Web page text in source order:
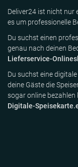
Deliver24 ist nicht nur
es um professionelle
Du suchst einen
genau nach deinen
Lieferservice-
Du suchst eine
deine Gäste die
sogar online bezahlen
Digitale-